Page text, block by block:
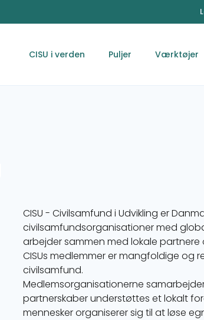
CISU i verden Puljer Værktøjer
CISU - Civilsamfund i Udvikling er
civilsamfundsorganisationer med
arbejder sammen med lokale
CISUs medlemmer er mangfoldige
civilsamfund.
Medlemsorganisationerne
partnerskaber understøttes et lokalt
mennesker organiserer sig til at løse